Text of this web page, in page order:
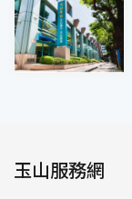
玉山服務網